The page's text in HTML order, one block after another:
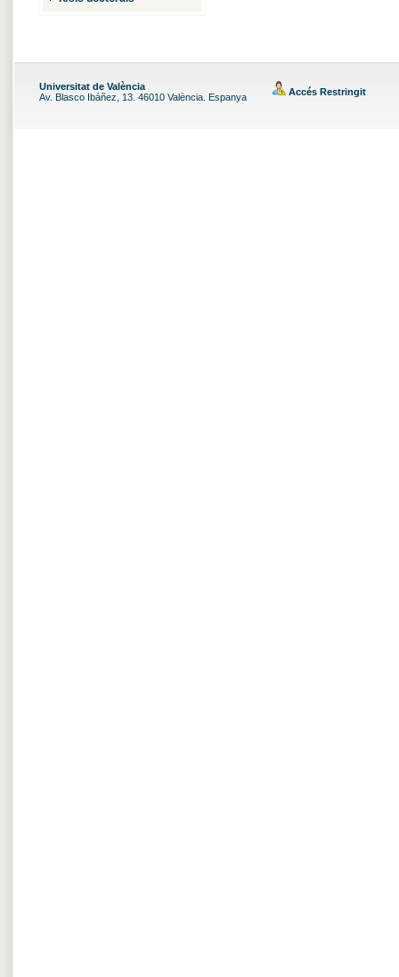
Universitat de València
Av. Blasco Ibáñez, 13. 46010 València. Espanya
Accés Restringit